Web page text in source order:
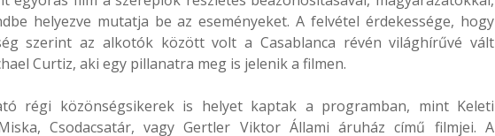
helyezve mutatja be az eseményeket. A felvétel érdekessége, hogy
szerint az alkotók között volt a Casablanca révén világhírűvé vált
Curtiz, aki egy pillanatra meg is jelenik a filmen.
régi közönségsikerek is helyet kaptak a programban, mint Keleti
Csodacsatár, vagy Gertler Viktor Állami áruház című filmjei. A